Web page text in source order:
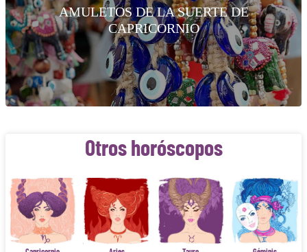
AMULETOS DE LA SUERTE DE
CAPRICORNIO
Otros horóscopos